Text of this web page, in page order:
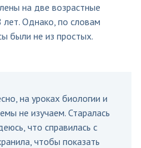
на две возрастные
лет. Однако, по словам
были не из простых.
на уроках биологии и
не изучаем. Старалась
что справилась с
чтобы показать